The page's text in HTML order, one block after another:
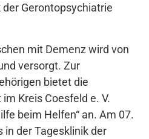
der Gerontopsychiatrie
mit Demenz wird von
versorgt. Zur
bietet die
Kreis Coesfeld e. V.
beim Helfen“ an. Am 07.
in der Tagesklinik der